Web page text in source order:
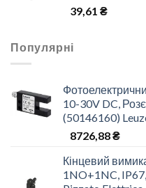
39,61 ₴
Популярні
10-30V DC,
(50146160)
8726,88₴
Кінцевий
1NO+1NC,